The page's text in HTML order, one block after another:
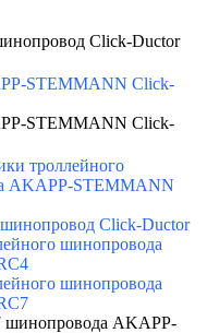
Click-Ductor
STEMMANN Click-
STEMMANN Click-
троллейного
AKAPP-STEMMANN
Click-Ductor
шинопровода
шинопровода
шинопровода AKAPP-